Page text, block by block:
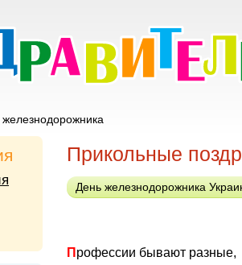
железнодорожника
Прикольные
День железнодорожника
Профессии бывают разные,